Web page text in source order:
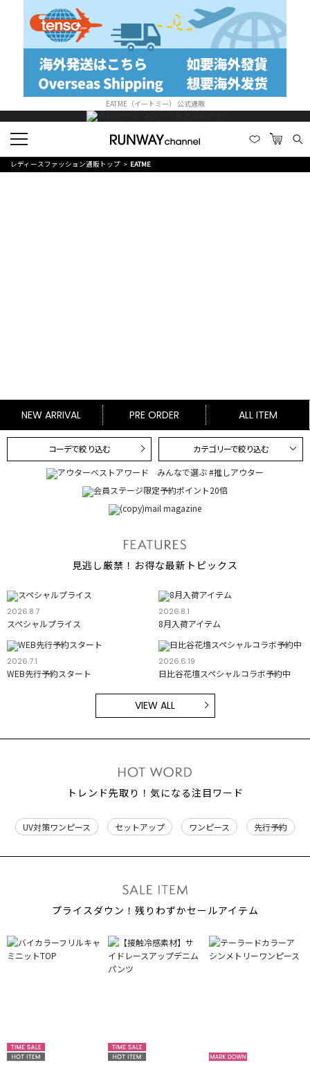
EATME（イートミー） 公式通販
レディースファッション通販トップ EATME
NEW ARRIVAL PRE ORDER ALL ITEM
コーデで絞り込む カテゴリーで絞り込む
見逃し厳禁！お得な最新トピックス
2026.8.7
スペシャルプライス
2026.8.1
8月入荷アイテム
2026.7.1
WEB先行予約スタート
2026.6.19
日比谷花壇スペシャルコラボ予約中
VIEW ALL
トレンド先取り！気になる注目ワード
UV対策ワンピース セットアップ ワンピース 先行予約
プライスダウン！残りわずかセールアイテム